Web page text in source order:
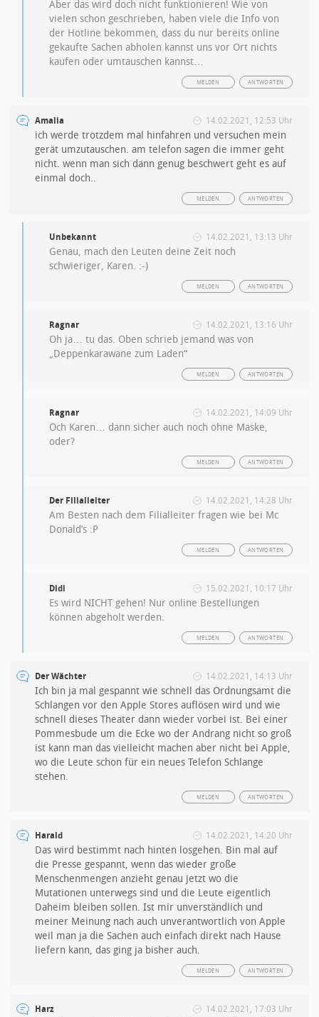
Aber das wird doch nicht funktionieren! Wie von
vielen schon geschrieben, haben viele die Info von
der Hotline bekommen, dass du nur bereits online
gekaufte Sachen abholen kannst uns vor Ort nichts
kaufen oder umtauschen kannst…
ANTWORTEN
MELDEN
Amalia 14.02.2021, 12:53 Uhr
ich werde trotzdem mal hinfahren und versuchen mein
gerät umzutauschen. am telefon sagen die immer geht
nicht. wenn man sich dann genug beschwert geht es auf
einmal doch..
ANTWORTEN
MELDEN
Unbekannt 14.02.2021, 13:13 Uhr
Genau, mach den Leuten deine Zeit noch
schwieriger, Karen. :-)
ANTWORTEN
MELDEN
Ragnar 14.02.2021, 13:16 Uhr
Oh ja… tu das. Oben schrieb jemand was von
„Deppenkarawane zum Laden“
ANTWORTEN
MELDEN
Ragnar 14.02.2021, 14:09 Uhr
Och Karen… dann sicher auch noch ohne Maske,
oder?
ANTWORTEN
MELDEN
Der Filialleiter 14.02.2021, 14:28 Uhr
Am Besten nach dem Filialleiter fragen wie bei Mc
Donald’s :P
ANTWORTEN
MELDEN
Didi 15.02.2021, 10:17 Uhr
Es wird NICHT gehen! Nur online Bestellungen
können abgeholt werden.
ANTWORTEN
MELDEN
Der Wächter 14.02.2021, 14:13 Uhr
Ich bin ja mal gespannt wie schnell das Ordnungsamt die
Schlangen vor den Apple Stores auflösen wird und wie
schnell dieses Theater dann wieder vorbei ist. Bei einer
Pommesbude um die Ecke wo der Andrang nicht so groß
ist kann man das vielleicht machen aber nicht bei Apple,
wo die Leute schon für ein neues Telefon Schlange
stehen.
ANTWORTEN
MELDEN
Harald 14.02.2021, 14:20 Uhr
Das wird bestimmt nach hinten losgehen. Bin mal auf
die Presse gespannt, wenn das wieder große
Menschenmengen anzieht genau jetzt wo die
Mutationen unterwegs sind und die Leute eigentlich
Daheim bleiben sollen. Ist mir unverständlich und
meiner Meinung nach auch unverantwortlich von Apple
weil man ja die Sachen auch einfach direkt nach Hause
liefern kann, das ging ja bisher auch.
ANTWORTEN
MELDEN
Harz 14.02.2021, 17:03 Uhr